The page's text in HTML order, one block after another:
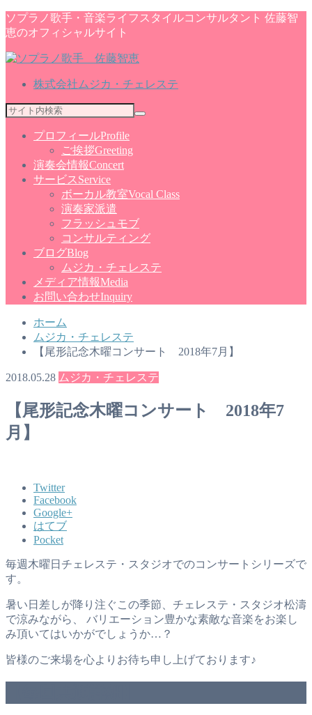
ソプラノ歌手・音楽ライフスタイルコンサルタント 佐藤智
恵のオフィシャルサイト
株式会社ムジカ・チェレステ
プロフィールProfile
ご挨拶Greeting
演奏会情報Concert
サービス Service
ボーカル教室Vocal Class
演奏家派遣
フラッシュモブ
コンサルティング
ブログBlog
ムジカ・チェレステ
メディア情報Media
お問い合わせInquiry
ホーム
ムジカ・チェレステ
【尾形記念木曜コンサート 2018年7月】
2018.05.28 ムジカ・チェレステ
【尾形記念木曜コンサート 2018年7
月】
Twitter
Facebook
Google+
はてブ
Pocket
毎週木曜日チェレステ・スタジオでのコンサートシリーズで
す。
暑い日差しが降り注ぐこの季節、チェレステ・スタジオ松濤
で涼みながら、 バリエーション豊かな素敵な音楽をお楽し
み頂いてはいかがでしょうか…？
皆様のご来場を心よりお待ち申し上げております♪